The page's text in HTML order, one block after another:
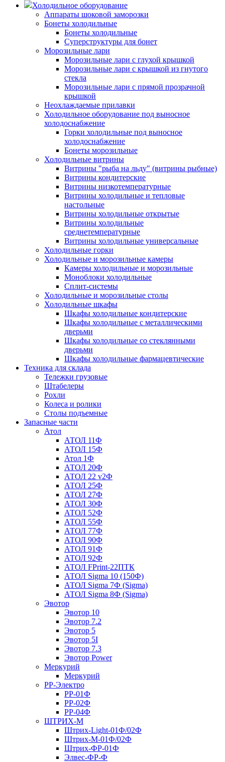
Холодильное оборудование
Аппараты шоковой заморозки
Бонеты холодильные
Бонеты холодильные
Суперструктуры для бонет
Морозильные лари
Морозильные лари с глухой крышкой
Морозильные лари с крышкой из гнутого
стекла
Морозильные лари с прямой прозрачной
крышкой
Неохлаждаемые прилавки
Холодильное оборудование под выносное
холодоснабжение
Горки холодильные под выносное
холодоснабжение
Бонеты морозильные
Холодильные витрины
Витрины "рыба на льду" (витрины рыбные)
Витрины кондитерские
Витрины низкотемпературные
Витрины холодильные и тепловые
настольные
Витрины холодильные открытые
Витрины холодильные
среднетемпературные
Витрины холодильные универсальные
Холодильные горки
Холодильные и морозильные камеры
Камеры холодильные и морозильные
Моноблоки холодильные
Сплит-системы
Холодильные и морозильные столы
Холодильные шкафы
Шкафы холодильные кондитерские
Шкафы холодильные с металлическими
дверьми
Шкафы холодильные со стеклянными
дверьми
Шкафы холодильные фармацевтические
Техника для склада
Тележки грузовые
Штабелеры
Рохли
Колеса и ролики
Столы подъемные
Запасные части
Атол
АТОЛ 11Ф
АТОЛ 15Ф
Атол 1Ф
АТОЛ 20Ф
АТОЛ 22 v2Ф
АТОЛ 25Ф
АТОЛ 27Ф
АТОЛ 30Ф
АТОЛ 52Ф
АТОЛ 55Ф
АТОЛ 77Ф
АТОЛ 90Ф
АТОЛ 91Ф
АТОЛ 92Ф
АТОЛ FPrint-22ПТК
АТОЛ Sigma 10 (150Ф)
АТОЛ Sigma 7Ф (Sigma)
АТОЛ Sigma 8Ф (Sigma)
Эвотор
Эвотор 10
Эвотор 7.2
Эвотор 5
Эвотор 5I
Эвотор 7.3
Эвотор Power
Меркурий
Меркурий
РР-Электро
РР-01Ф
РР-02Ф
РР-04Ф
ШТРИХ-М
Штрих-Light-01Ф/02Ф
Штрих-М-01Ф/02Ф
Штрих-ФР-01Ф
Элвес-ФР-Ф